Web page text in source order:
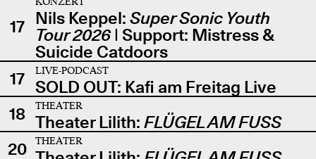
17 Nils Keppel: Super Sonic Youth
Tour 2026| Support: Mistress &
Suicide Catdoors
17
LIVE-PODCAST
SOLD OUT: Kafi am Freitag Live
18
THEATER
Theater Lilith: FLÜGEL AM FUSS
20
THEATER